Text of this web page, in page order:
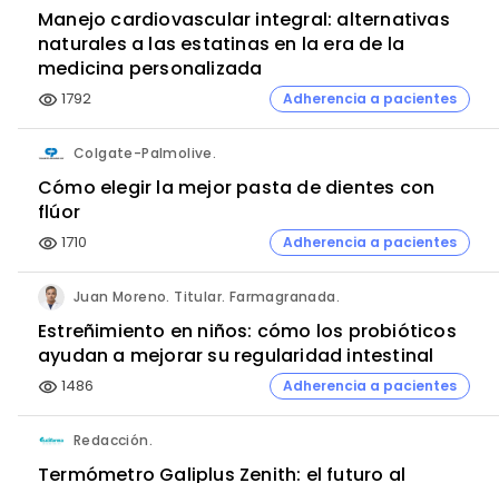
Manejo cardiovascular integral: alternativas
naturales a las estatinas en la era de la
medicina personalizada
visibility 1792 Adherencia a pacientes
Colgate-Palmolive.
Cómo elegir la mejor pasta de dientes con
flúor
visibility 1710 Adherencia a pacientes
Juan Moreno. Titular. Farmagranada.
Estreñimiento en niños: cómo los probióticos
ayudan a mejorar su regularidad intestinal
visibility 1486 Adherencia a pacientes
Redacción.
Termómetro Galiplus Zenith: el futuro al